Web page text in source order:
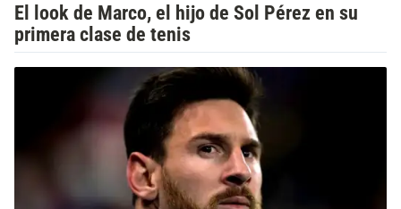
El look de Marco, el hijo de Sol Pérez en su
primera clase de tenis